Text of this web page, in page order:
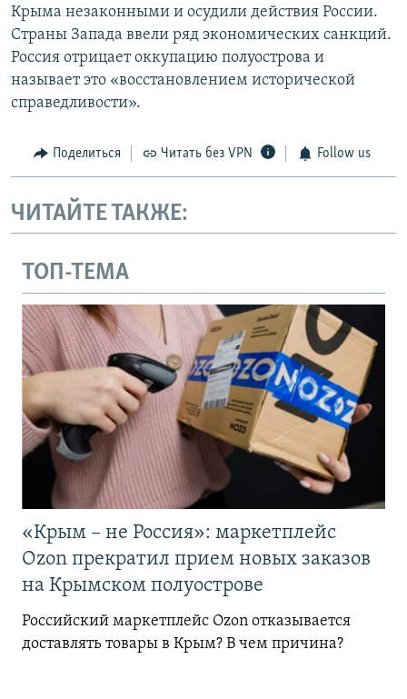
Крыма незаконными и осудили действия России.
Страны Запада ввели ряд экономических санкций.
Россия отрицает оккупацию полуострова и
называет это «восстановлением исторической
справедливости».
Поделиться Читать без VPN Follow us
ЧИТАЙТЕ ТАКЖЕ:
ТОП-ТЕМА
«Крым – не Россия»: маркетплейс
Ozon прекратил прием новых заказов
на Крымском полуострове
Российский маркетплейс Ozon отказывается
доставлять товары в Крым? В чем причина?